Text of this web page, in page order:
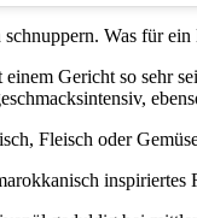
Was für
Gericht so sehr
Fleisch oder